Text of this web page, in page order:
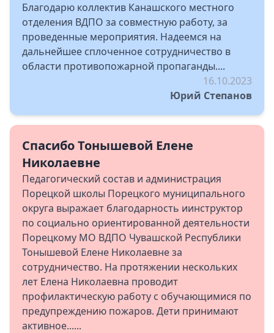
Благодарю коллектив Канашского местного
отделения ВДПО за совместную работу, за
проведенные мероприятия. Надеемся на
дальнейшее сплоченное сотрудничество в
области противопожарной пропаганды....
16.10.2023
Юрий Степанов
Спасибо Тонышевой Елене
Николаевне
Педагогический состав и администрация
Порецкой школы Порецкого муниципального
округа выражает благодарность иинструктор
по социально ориентированной деятельности
Порецкому МО ВДПО Чувашской Республики
Тонышевой Елене Николаевне за
сотрудничество. На протяжении нескольких
лет Елена Николаевна проводит
профилактическую работу с обучающимися по
предупреждению пожаров. Дети принимают
активное......